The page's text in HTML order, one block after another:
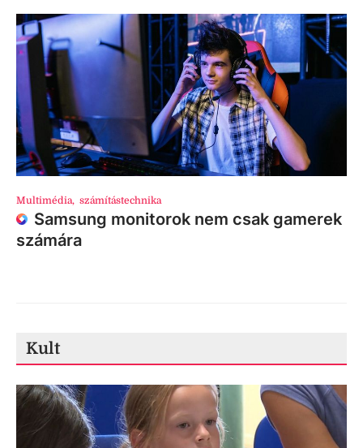
Multimédia, számítástechnika
Samsung monitorok nem csak gamerek
számára
Kult